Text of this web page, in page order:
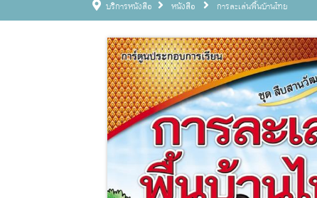
บริการหนังสือ หนังสือ การละเล่นพื้นบ้านไทย